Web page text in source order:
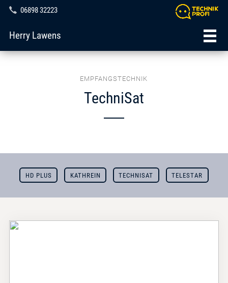
06898 32223
Herry Lawens
EMPFANGSTECHNIK
TechniSat
HD PLUS KATHREIN TECHNISAT TELESTAR